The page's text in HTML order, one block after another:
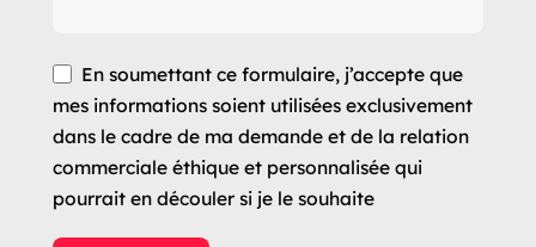
En soumettant ce formulaire, j’accepte que
mes informations soient utilisées exclusivement
dans le cadre de ma demande et de la relation
commerciale éthique et personnalisée qui
pourrait en découler si je le souhaite